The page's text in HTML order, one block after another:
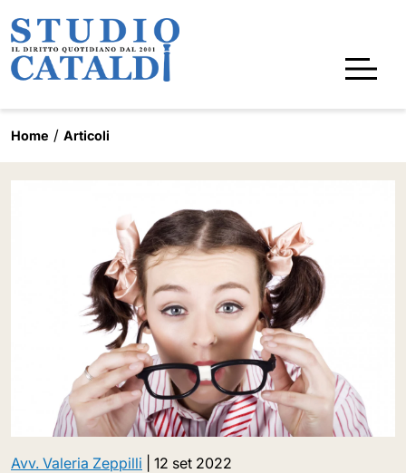
Home Articoli
Avv. Valeria Zeppilli 12 set 2022